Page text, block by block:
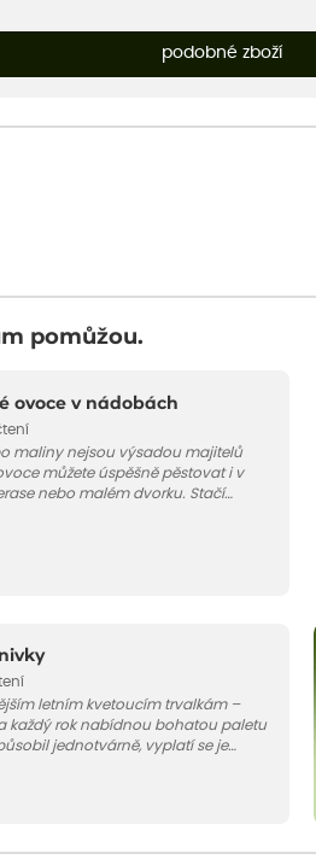
podobné zboží
pomůžou.
ovoce v nádobách
maliny nejsou výsadou majitelů
můžete úspěšně pěstovat i v
nebo malém dvorku. Stačí
tomto článku vám poradíme, jak na
letním kvetoucím trvalkám –
každý rok nabídnou bohatou paletu
jednotvárně, vyplatí se je
denivky nejlépe ladí.